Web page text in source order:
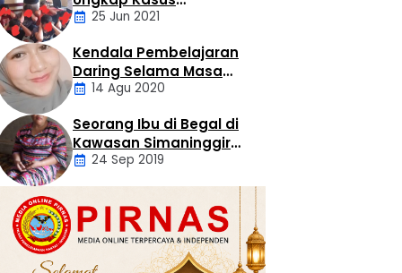
Daerah
Sekelompok Pemuda
Pencabulan
25 Jun 2021
Artikel
Kendala Pembelajaran
Daring Selama Masa
Pandemi Covid-19
14 Agu 2020
Daerah
Hukum
Kriminal
Labusel
Seorang Ibu di Begal di
Kawasan Simaninggir
Kota Pinang
24 Sep 2019